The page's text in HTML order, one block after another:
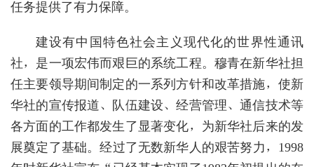
任务提供了有力保障。
建设有中国特色社会主义现代化的世界性通讯
社，是一项宏伟而艰巨的系统工程。穆青在新华社担
任主要领导期间制定的一系列方针和改革措施，使新
华社的宣传报道、队伍建设、经营管理、通信技术等
各方面的工作都发生了显著变化，为新华社后来的发
展奠定了基础。经过了无数新华人的艰苦努力，1998